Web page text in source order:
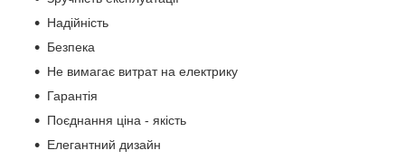
Надійність
Безпека
Не вимагає витрат на електрику
Гарантія
Поєднання ціна - якість
Елегантний дизайн